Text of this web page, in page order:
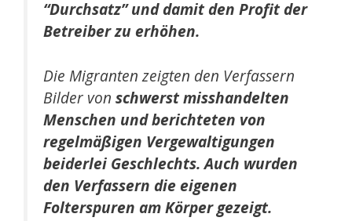
“Durchsatz” und damit den Profit der
Betreiber zu erhöhen.
Die Migranten zeigten den Verfassern
Bilder von schwerst misshandelten
Menschen und berichteten von
regelmäßigen Vergewaltigungen
beiderlei Geschlechts. Auch wurden
den Verfassern die eigenen
Folterspuren am Körper gezeigt.